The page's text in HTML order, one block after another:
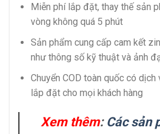
Miễn phí lắp đặt, thay thế sản
vòng không quá 5 phút
Sản phẩm cung cấp cam kết
như thông số kỹ thuật và ảnh
Chuyển COD toàn quốc có
lắp đặt cho mọi khách hàng
Xem thêm: Các sản